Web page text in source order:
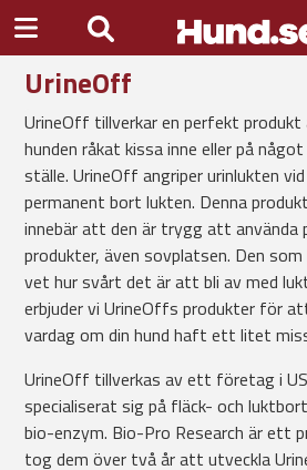
UrineOff
UrineOff tillverkar en perfekt
hunden råkat kissa inne eller på
ställe. UrineOff angriper urinlukten
permanent bort lukten. Denna
innebär att den är trygg att använda
produkter, även sovplatsen. Den
vet hur svårt det är att bli av med
erbjuder vi UrineOffs produkter för
vardag om din hund haft ett litet
UrineOff tillverkas av ett företag i
specialiserat sig på fläck- och
bio-enzym. Bio-Pro Research är ett
tog dem över två år att utveckla